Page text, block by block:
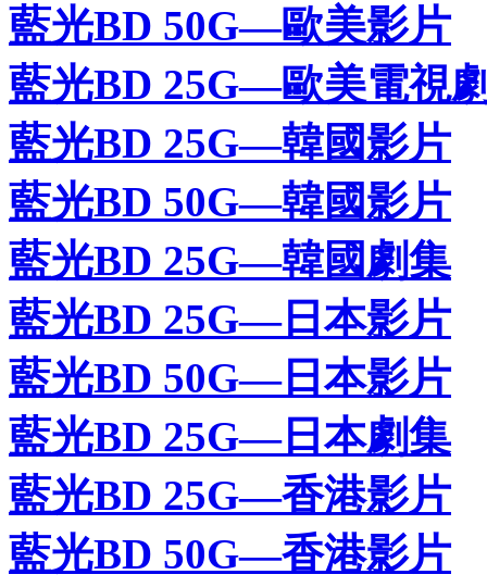
藍光BD 50G—歐美影片
藍光BD 25G—歐美電視
藍光BD 25G—韓國影片
藍光BD 50G—韓國影片
藍光BD 25G—韓國劇集
藍光BD 25G—日本影片
藍光BD 50G—日本影片
藍光BD 25G—日本劇集
藍光BD 25G—香港影片
藍光BD 50G—香港影片